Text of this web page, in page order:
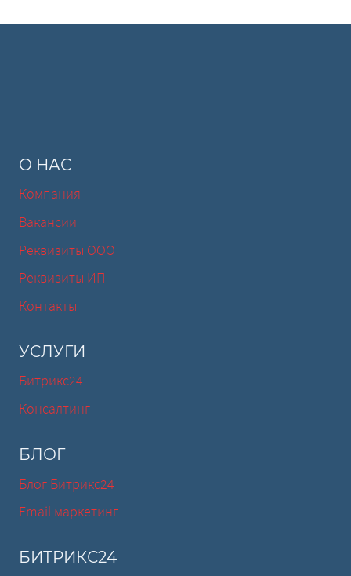
О НАС
Компания
Вакансии
Реквизиты ООО
Реквизиты ИП
Контакты
УСЛУГИ
Битрикс24
Консалтинг
БЛОГ
Блог Битрикс24
Email маркетинг
БИТРИКС24